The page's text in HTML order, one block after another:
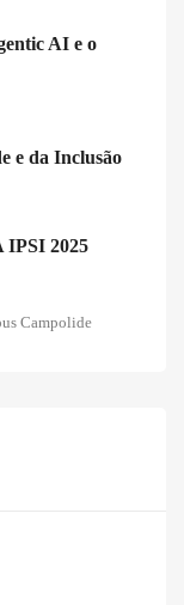
AI e o
e da Inclusão
IPSI 2025
Campolide